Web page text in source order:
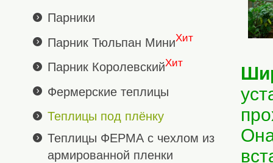
Парники
Парник Тюльпан МиниХит
Парник КоролевскийХит
Фермерские теплицы
Теплицы под плёнку
Теплицы ФЕРМА с чехлом из
армированной пленки